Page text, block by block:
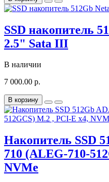
SSD накопитель
2.5" Sata III
В наличии
7 000.00 р.
В корзину
Накопитель SSD
710 (ALEG-710-
NVMe